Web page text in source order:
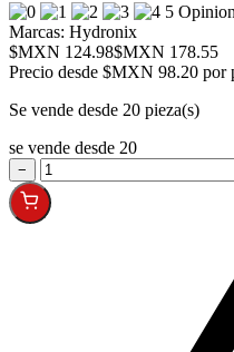
5
Marcas: Hydronix
$MXN 124.98$MXN 178.55
Precio desde $MXN 98.20 por
Se vende desde 20 pieza(s)
se vende desde 20
−